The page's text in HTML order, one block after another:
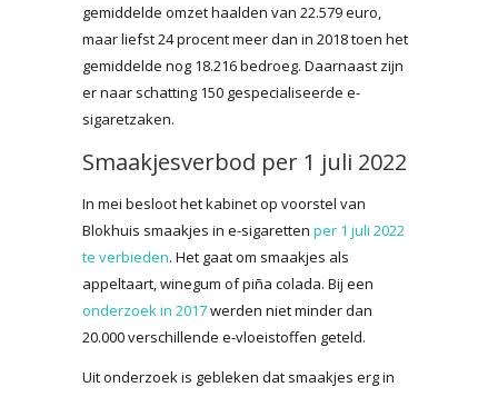
gemiddelde omzet haalden van 22.579 euro,
maar liefst 24 procent meer dan in 2018 toen het
gemiddelde nog 18.216 bedroeg. Daarnaast zijn
er naar schatting 150 gespecialiseerde e-
sigaretzaken.
Smaakjesverbod per 1 juli 2022
In mei besloot het kabinet op voorstel van
Blokhuis smaakjes in e-sigaretten per 1 juli 2022
te verbieden. Het gaat om smaakjes als
appeltaart, winegum of piña colada. Bij een
onderzoek in 2017werden niet minder dan
20.000 verschillende e-vloeistoffen geteld.
Uit onderzoek is gebleken dat smaakjes erg in